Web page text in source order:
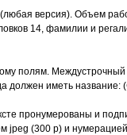
версия). Объем
14, фамилии и
полям.
должен иметь название:
пронумерованы и
jpeg (300 р) и